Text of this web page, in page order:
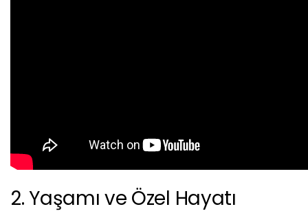
2. Yaşamı ve Özel Hayatı